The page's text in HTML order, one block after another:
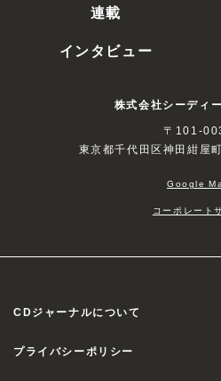
連載
インタビュー
株式会社シーディ
〒101-
東京都千代田区神田紺屋
Google
コーポレート
CDジャーナルについて
プライバシーポリシー